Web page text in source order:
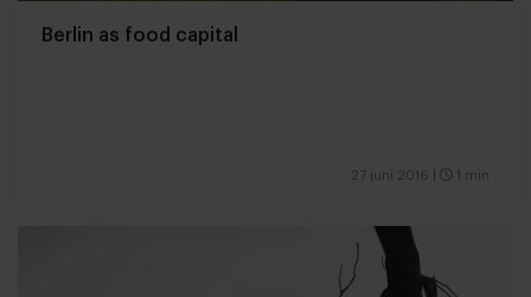
Berlin as food capital
27 juni 2016 1 min